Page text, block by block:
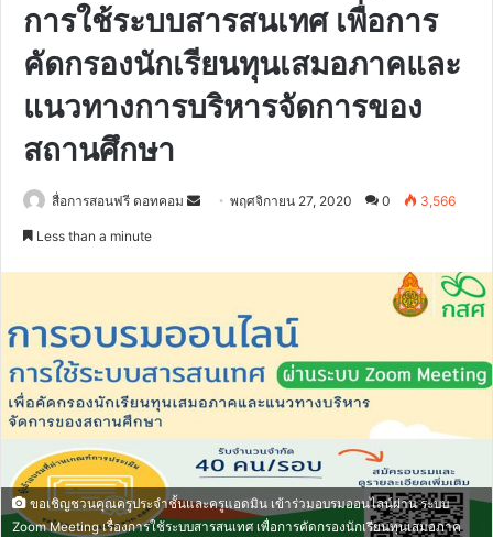
การใช้ระบบสารสนเทศ เพื่อการ
คัดกรองนักเรียนทุนเสมอภาคและ
แนวทางการบริหารจัดการของ
สถานศึกษา
สื่อการสอนฟรี ดอทคอม
Sendพฤศจิกายน 27, 2020 0 3,566
Less than a minute
ขอเชิญชวนคุณครูประจำชั้นและครูแอดมิน เข้าร่วมอบรมออนไลน์ผ่าน ระบบ
Zoom Meeting เรื่องการใช้ระบบสารสนเทศ เพื่อการคัดกรองนักเรียนทุนเสมอภาค